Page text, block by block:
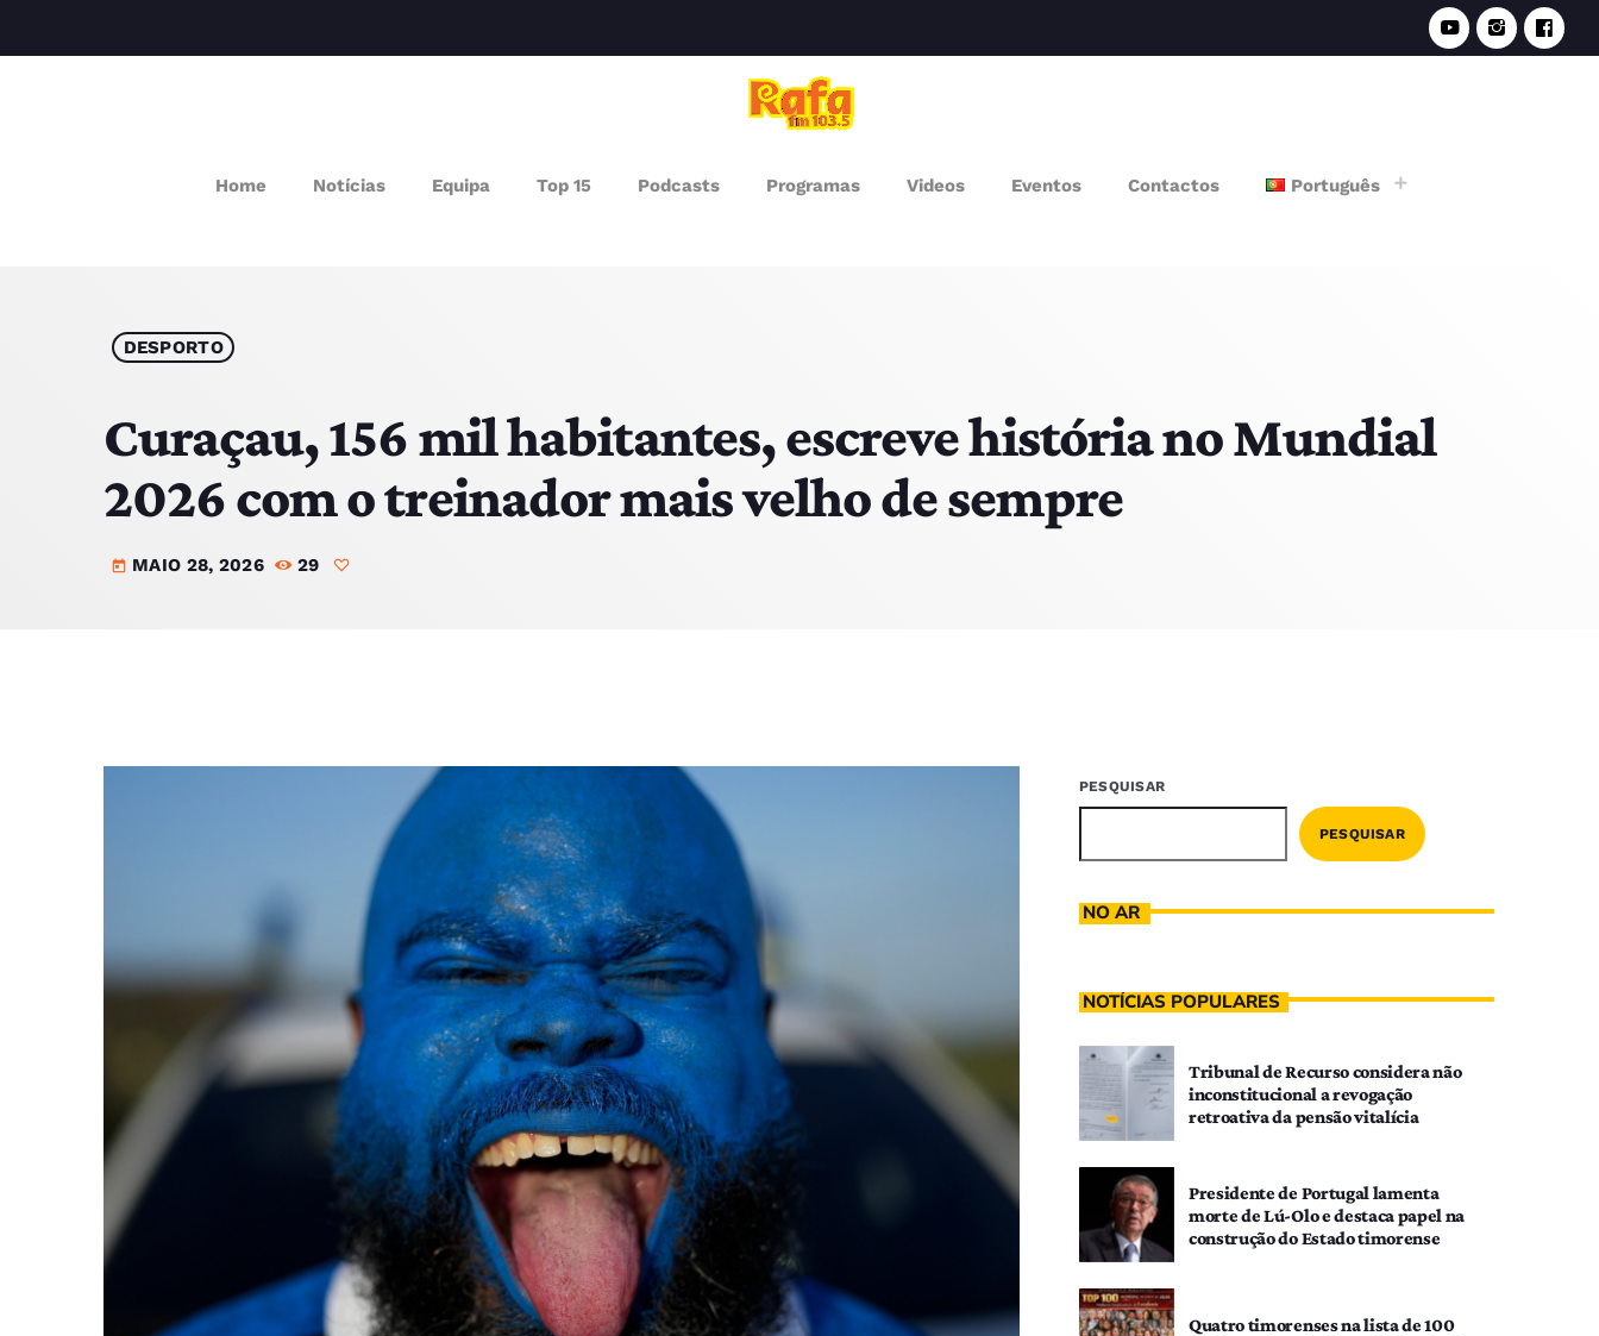
Home Notícias Equipa Top 15 Podcasts Programas Videos Eventos Contactos Português
PRÓXIMOS PROGRAMAS
DESPORTO
Curaçau, 156 mil habitantes, escreve história no Mundial
2026 com o treinador mais velho de sempre
today MAIO 28, 2026 29
PESQUISAR
PESQUISAR
NO AR
NOTÍCIAS POPULARES
Tribunal de Recurso considera não
inconstitucional a revogação
retroativa da pensão vitalícia
Presidente de Portugal lamenta
morte de Lú-Olo e destaca papel na
construção do Estado timorense
Quatro timorenses na lista de 100